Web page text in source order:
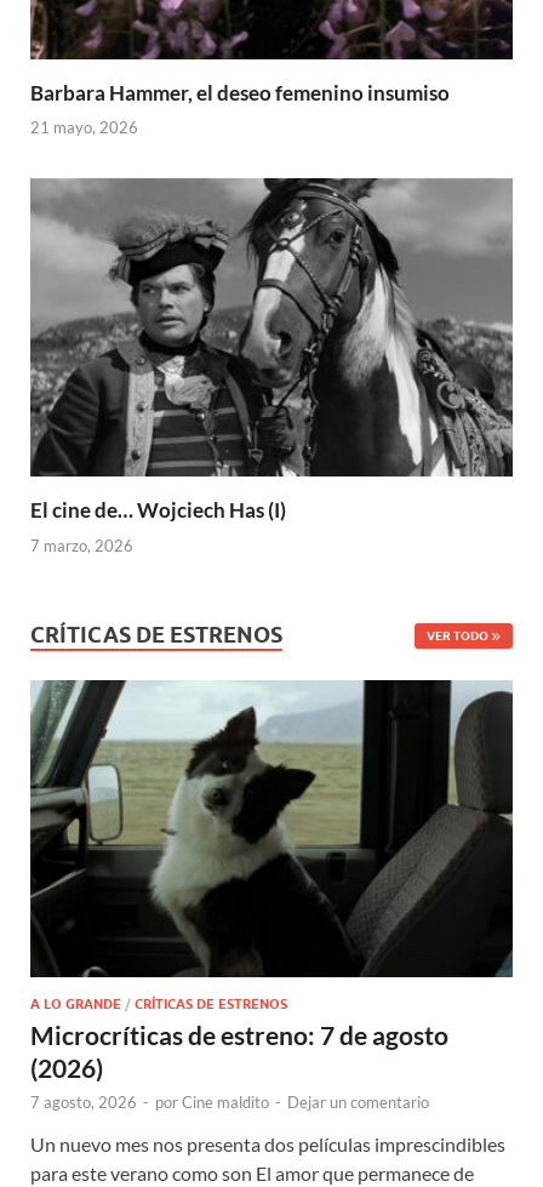
Barbara Hammer, el deseo femenino insumiso
21 mayo, 2026
El cine de… Wojciech Has (I)
7 marzo, 2026
CRÍTICAS DE ESTRENOS VER TODO
A LO GRANDE / CRÍTICAS DE ESTRENOS
Microcríticas de estreno: 7 de agosto
(2026)
7 agosto, 2026 - porCine maldito - Dejar un comentario
Un nuevo mes nos presenta dos películas imprescindibles
para este verano como son El amor que permanece de